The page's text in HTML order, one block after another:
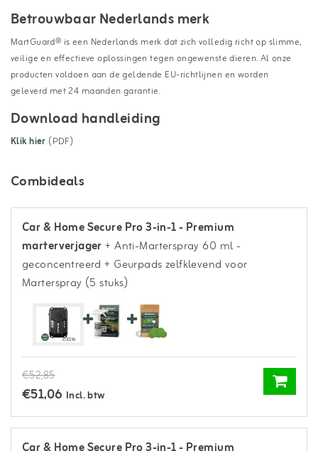
Betrouwbaar Nederlands merk
MartGuard® is een Nederlands merk dat zich volledig richt op slimme,
veilige en effectieve oplossingen tegen ongewenste dieren. Al onze
producten voldoen aan de geldende EU-richtlijnen en worden
geleverd met 24 maanden garantie.
Download handleiding
Klik hier (PDF)
Combideals
Car & Home Secure Pro 3-in-1 - Premium
marterverjager+ Anti-Marterspray 60 ml -
geconcentreerd + Geurpads zelfklevend voor
Marterspray (5 stuks)
€52,85
€51,06 Incl. btw